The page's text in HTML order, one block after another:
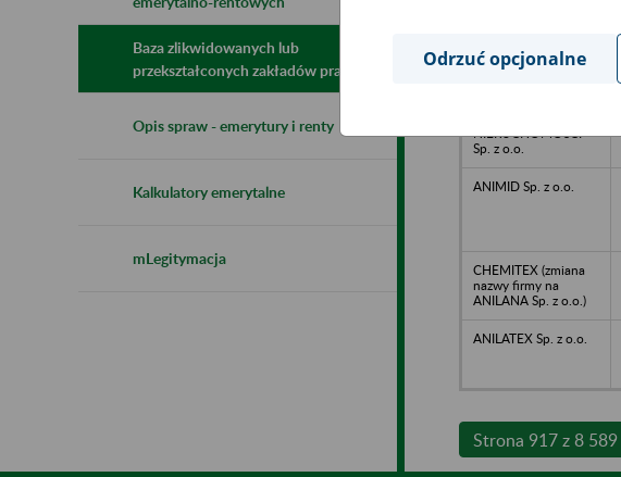
Baza zlikwidowanych lub
przekształconych zakładów pracy
Opis spraw - emerytury i renty
Kalkulatory emerytalne
mLegitymacja
NIERUCHOMOŚCI
Sp. z o.o.
ANIMID Sp. z o.o.
CHEMITEX (zmiana
nazwy firmy na
ANILANA Sp. z o.o.)
ANILATEX Sp. z o.o.
Strona 917 z 8 589
Odrzuć opcjonalne